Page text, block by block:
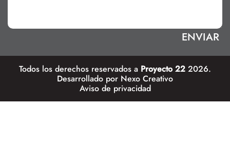
Todos los derechos reservados a Proyecto 22 2026.
Desarrollado por Nexo Creativo
Aviso de privacidad